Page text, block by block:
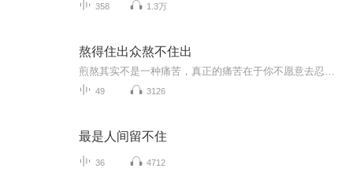
358 1.3万
熬得住出众熬不住出
49 3126
最是人间留不住
36 4712